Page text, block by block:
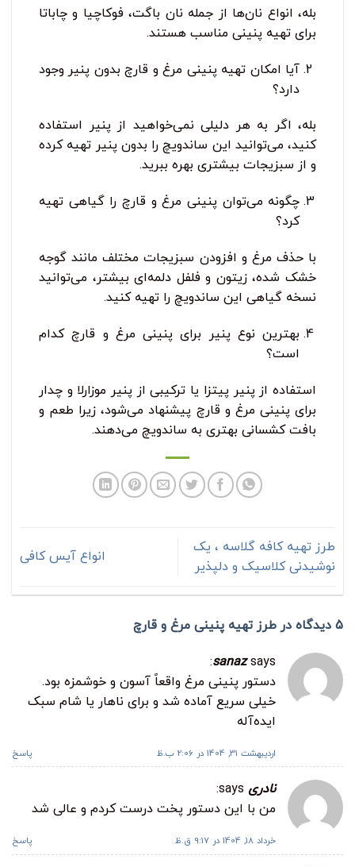
بله، انواع نان‌ها از جمله نان باگت، فوکاچیا و چاباتا
برای تهیه پنینی مناسب هستند.
آیا امکان تهیه پنینی مرغ و قارچ بدون پنیر وجود
دارد؟
بله، اگر به هر دلیلی نمی‌خواهید از پنیر استفاده
کنید، می‌توانید این ساندویچ را بدون پنیر تهیه کرده
و از سبزیجات بیشتری بهره ببرید.
چگونه می‌توان پنینی مرغ و قارچ را گیاهی تهیه
کرد؟
با حذف مرغ و افزودن سبزیجات مختلف مانند گوجه
خشک شده، زیتون و فلفل دلمه‌ای بیشتر، می‌توانید
نسخه گیاهی این ساندویچ را تهیه کنید.
بهترین نوع پنیر برای پنینی مرغ و قارچ کدام
است؟
استفاده از پنیر پیتزا یا ترکیبی از پنیر موزارلا و چدار
برای پنینی مرغ و قارچ پیشنهاد می‌شود، زیرا طعم و
بافت کشسانی بهتری به ساندویچ می‌دهند.
طرز تهیه کافه گلاسه ، یک
نوشیدنی کلاسیک و دلپذیر
انواع آیس کافی
5 دیدگاه در طرز تهیه پنینی مرغ و قارچ
sanaz says:
دستور پنینی مرغ واقعاً آسون و خوشمزه بود.
خیلی سریع آماده شد و برای ناهار یا شام سبک
ایده‌آله
اردیبهشت 31, 1404 در 2:06 ب.ظ پاسخ
نادری says:
من با این دستور پخت درست کردم و عالی شد
خرداد 18, 1404 در 9:17 ق.ظ پاسخ